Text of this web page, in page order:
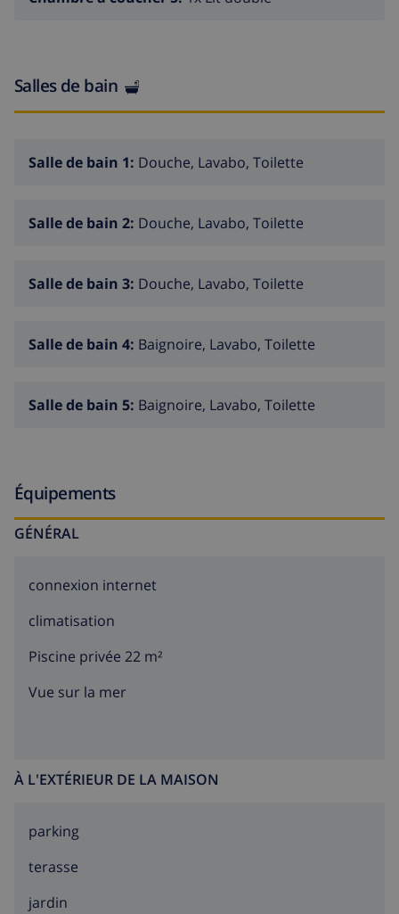
Salles de bain
Salle de bain 1: Douche, Lavabo, Toilette
Salle de bain 2: Douche, Lavabo, Toilette
Salle de bain 3: Douche, Lavabo, Toilette
Salle de bain 4: Baignoire, Lavabo, Toilette
Salle de bain 5: Baignoire, Lavabo, Toilette
Équipements
GÉNÉRAL
connexion internet
climatisation
Piscine privée 22 m²
Vue sur la mer
À L'EXTÉRIEUR DE LA MAISON
parking
terasse
jardin